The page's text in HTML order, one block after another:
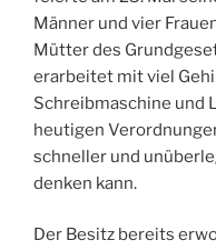
Männer und vier
Mütter des
erarbeitet mit viel
Schreibmaschine und
heutigen
schneller und
denken kann.
Der Besitz bereits